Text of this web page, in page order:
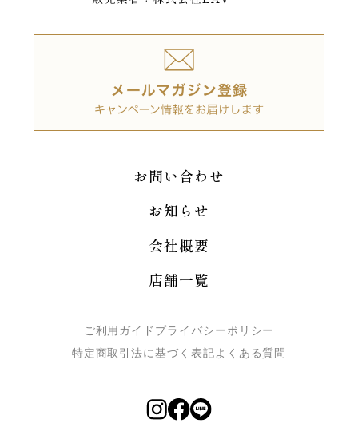
お問い合わせ
お知らせ
会社概要
店舗一覧
ご利用ガイド プライバシーポリシー
特定商取引法に基づく表記よくある質問